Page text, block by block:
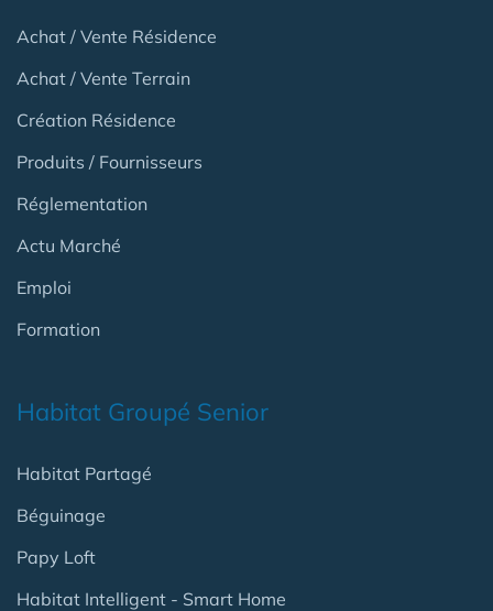
Achat / Vente Résidence
Achat / Vente Terrain
Création Résidence
Produits / Fournisseurs
Réglementation
Actu Marché
Emploi
Formation
Habitat Groupé Senior
Habitat Partagé
Béguinage
Papy Loft
Habitat Intelligent - Smart Home